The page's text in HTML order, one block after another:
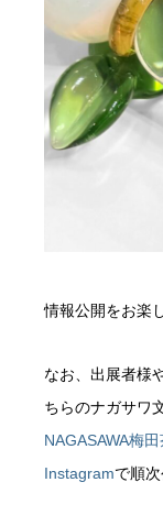
情報公開をお楽
なお、出展者様
ちらのナガサワ
NAGASAWA梅
Instagramで順